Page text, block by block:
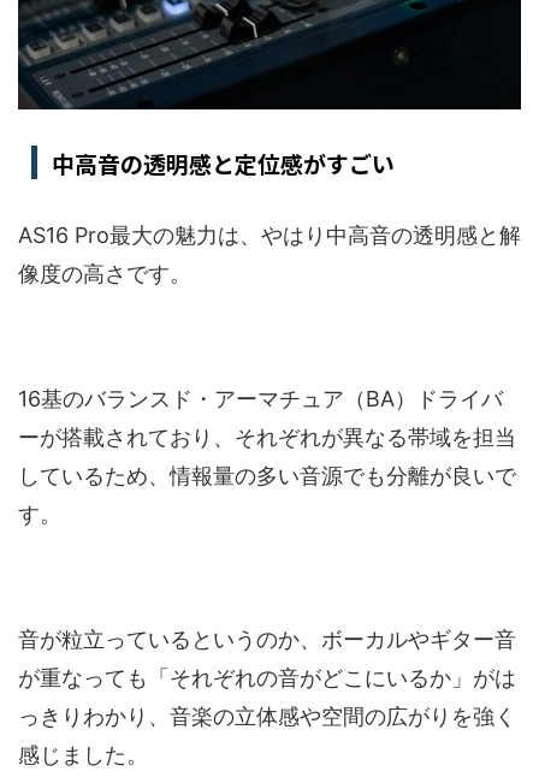
中高音の透明感と定位感がすごい
AS16 Pro最大の魅力は、やはり中高音の透明感と解
像度の高さです。
16基のバランスド・アーマチュア（BA）ドライバ
ーが搭載されており、それぞれが異なる帯域を担当
しているため、情報量の多い音源でも分離が良いで
す。
音が粒立っているというのか、ボーカルやギター音
が重なっても「それぞれの音がどこにいるか」がは
っきりわかり、音楽の立体感や空間の広がりを強く
感じました。